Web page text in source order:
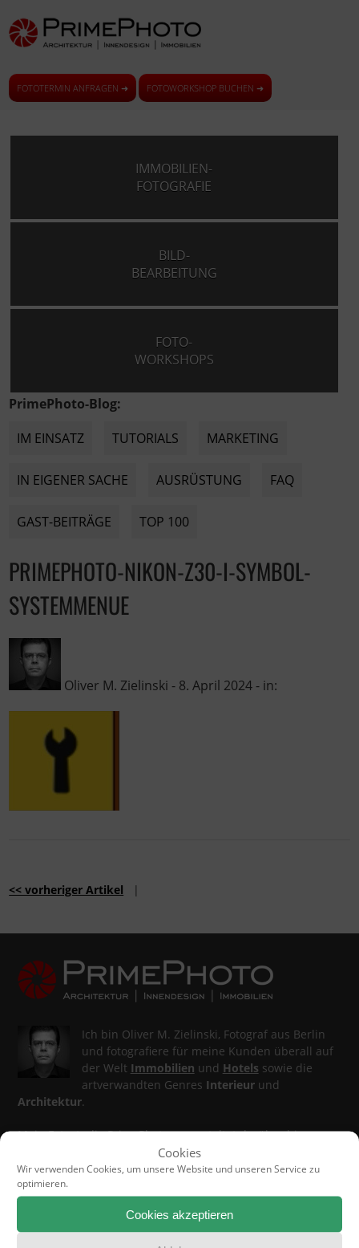
Cookies
Wir verwenden Cookies, um unsere Website und unseren Service zu
optimieren.
Cookies akzeptieren
FOTOTERMIN ANFRAGEN ➜ FOTOWORKSHOP BUCHEN ➜
IMMOBILIEN-
FOTOGRAFIE
BILD-
BEARBEITUNG
FOTO-
WORKSHOPS
PrimePhoto-Blog:
IM EINSATZ
TUTORIALS MARKETING
IN EIGENER SACHE AUSRÜSTUNG FAQ
GAST-BEITRÄGE TOP 100
PRIMEPHOTO-NIKON-Z30-I-SYMBOL-
SYSTEMMENUE
Oliver M. Zielinski - 8. April 2024 - in:
<< vorheriger Artikel |
Ich bin Oliver M. Zielinski, Fotograf aus Berlin
und fotografiere für meine Kunden überall auf
der Welt Immobilien und Hotels sowie die
artverwandten Genres Interieurund
Architektur.
Mein Fotostudio PrimePhoto veranstaltet darüber hinaus
Foto-Workshops für Immobilienprofis
Jetzt lesen